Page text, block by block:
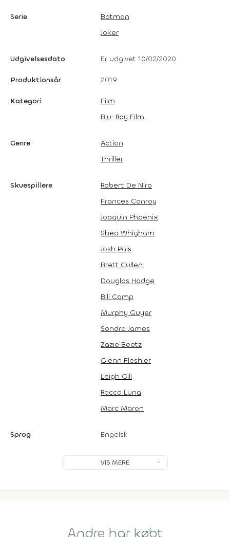
Serie
Batman
Joker
Udgivelsesdato Er udgivet 10/02/2020
Produktionsår 2019
Kategori
Film
Blu-Ray Film
Genre
Action
Thriller
Skuespillere
Robert De Niro
Frances Conroy
Joaquin Phoenix
Shea Whigham
Josh Pais
Brett Cullen
Douglas Hodge
Bill Camp
Murphy Guyer
Sondra James
Zazie Beetz
Glenn Fleshler
Leigh Gill
Rocco Luna
Marc Maron
Sprog Engelsk
VIS MERE
Andre har købt